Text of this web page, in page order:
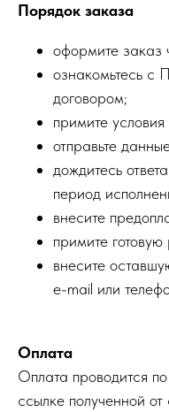
Порядок заказа
оформите заказ
ознакомьтесь с
договором;
примите
отправьте
дождитесь
период
внесите
примите готовую
внесите
e-mail или
Оплата
Оплата проводится
ссылке полученной